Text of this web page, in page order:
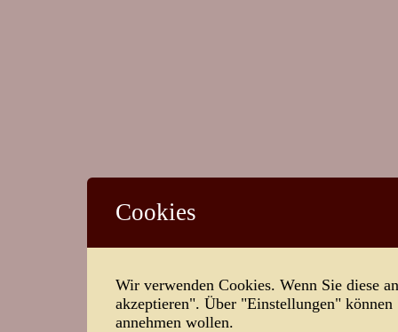
Cookies
Wir verwenden Cookies. Wenn Sie diese
akzeptieren". Über "Einstellungen"
annehmen wollen.